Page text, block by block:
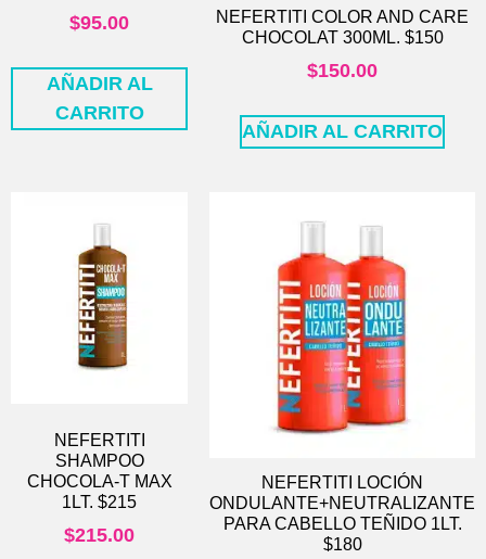
$95.00
AÑADIR AL
CARRITO
NEFERTITI COLOR AND CARE
CHOCOLAT 300ML. $150
$150.00
AÑADIR AL CARRITO
NEFERTITI
SHAMPOO
CHOCOLA-T MAX
1LT. $215
$215.00
NEFERTITI LOCIÓN
ONDULANTE+NEUTRALIZANTE
PARA CABELLO TEÑIDO 1LT.
$180